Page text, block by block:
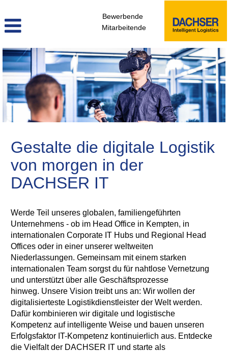
Bewerbende
Mitarbeitende
ITD
Deutsch
Gestalte die digitale Logistik
von morgen in der
DACHSER IT
Werde Teil unseres globalen, familiengeführten
Unternehmens - ob im Head Office in Kempten, in
internationalen Corporate IT Hubs und Regional Head
Offices oder in einer unserer weltweiten
Niederlassungen. Gemeinsam mit einem starken
internationalen Team sorgst du für nahtlose Vernetzung
und unterstützt über alle Geschäftsprozesse
hinweg. Unsere Vision treibt uns an: Wir wollen der
digitalisierteste Logistikdienstleister der Welt werden.
Dafür kombinieren wir digitale und logistische
Kompetenz auf intelligente Weise und bauen unseren
Erfolgsfaktor IT-Kompetenz kontinuierlich aus. Entdecke
die Vielfalt der DACHSER IT und starte als